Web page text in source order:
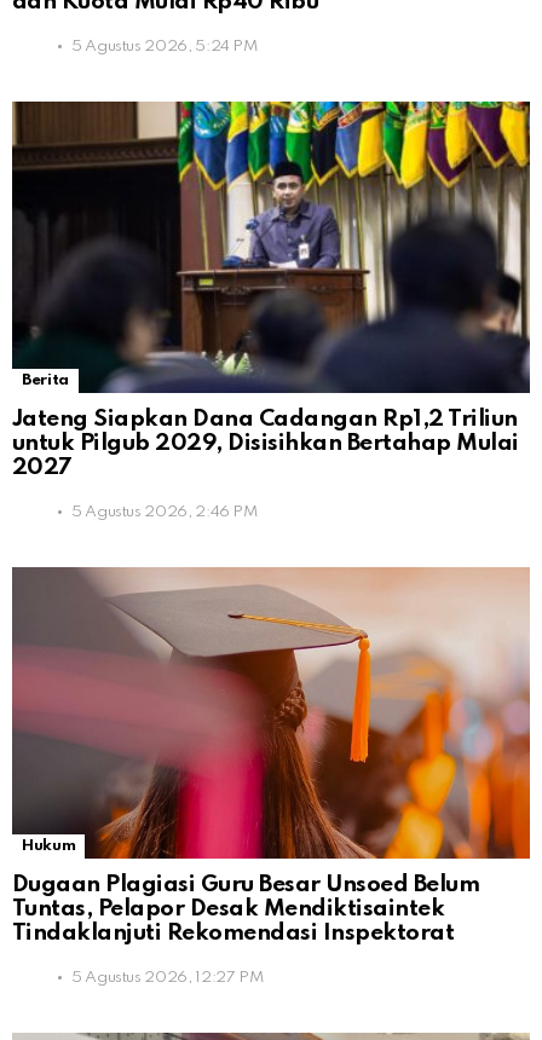
5 Agustus 2026, 5:24 PM
Berita
Jateng Siapkan Dana Cadangan Rp1,2 Triliun
untuk Pilgub 2029, Disisihkan Bertahap Mulai
2027
5 Agustus 2026, 2:46 PM
Hukum
Dugaan Plagiasi Guru Besar Unsoed Belum
Tuntas, Pelapor Desak Mendiktisaintek
Tindaklanjuti Rekomendasi Inspektorat
5 Agustus 2026, 12:27 PM